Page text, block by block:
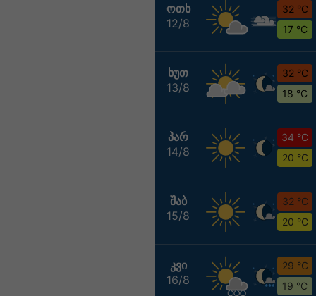
ᲝᲗᲮ
12/8
32 °C
17 °C
ᲮᲣᲗ
13/8
32 °C
18 °C
ᲞᲐᲠ
14/8
34 °C
20 °C
ᲨᲐᲑ
15/8
32 °C
20 °C
ᲙᲕᲘ
16/8
29 °C
19 °C